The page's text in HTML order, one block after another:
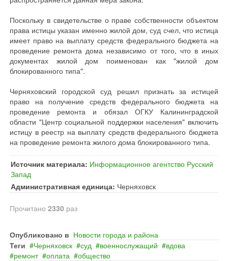
Поскольку в свидетельстве о праве собственности объектом
права истицы указан именно жилой дом, суд счел, что истица
имеет право на выплату средств федерального бюджета на
проведение ремонта дома независимо от того, что в иных
документах жилой дом поименован как "жилой дом
блокированного типа".
Черняховский городской суд решил признать за истицей
право на получение средств федерального бюджета на
проведение ремонта и обязал ОГКУ Калининградской
области "Центр социальной поддержки населения" включить
истицу в реестр на выплату средств федерального бюджета
на проведение ремонта жилого дома блокированного типа.
Источник материала: Информационное агентство Русский
Запад
Административная единица: Черняховск
Прочитано 2330 раз
Опубликовано в Новости города и района
Теги
Черняховск суд военнослужащий
вдова
ремонт
оплата общество